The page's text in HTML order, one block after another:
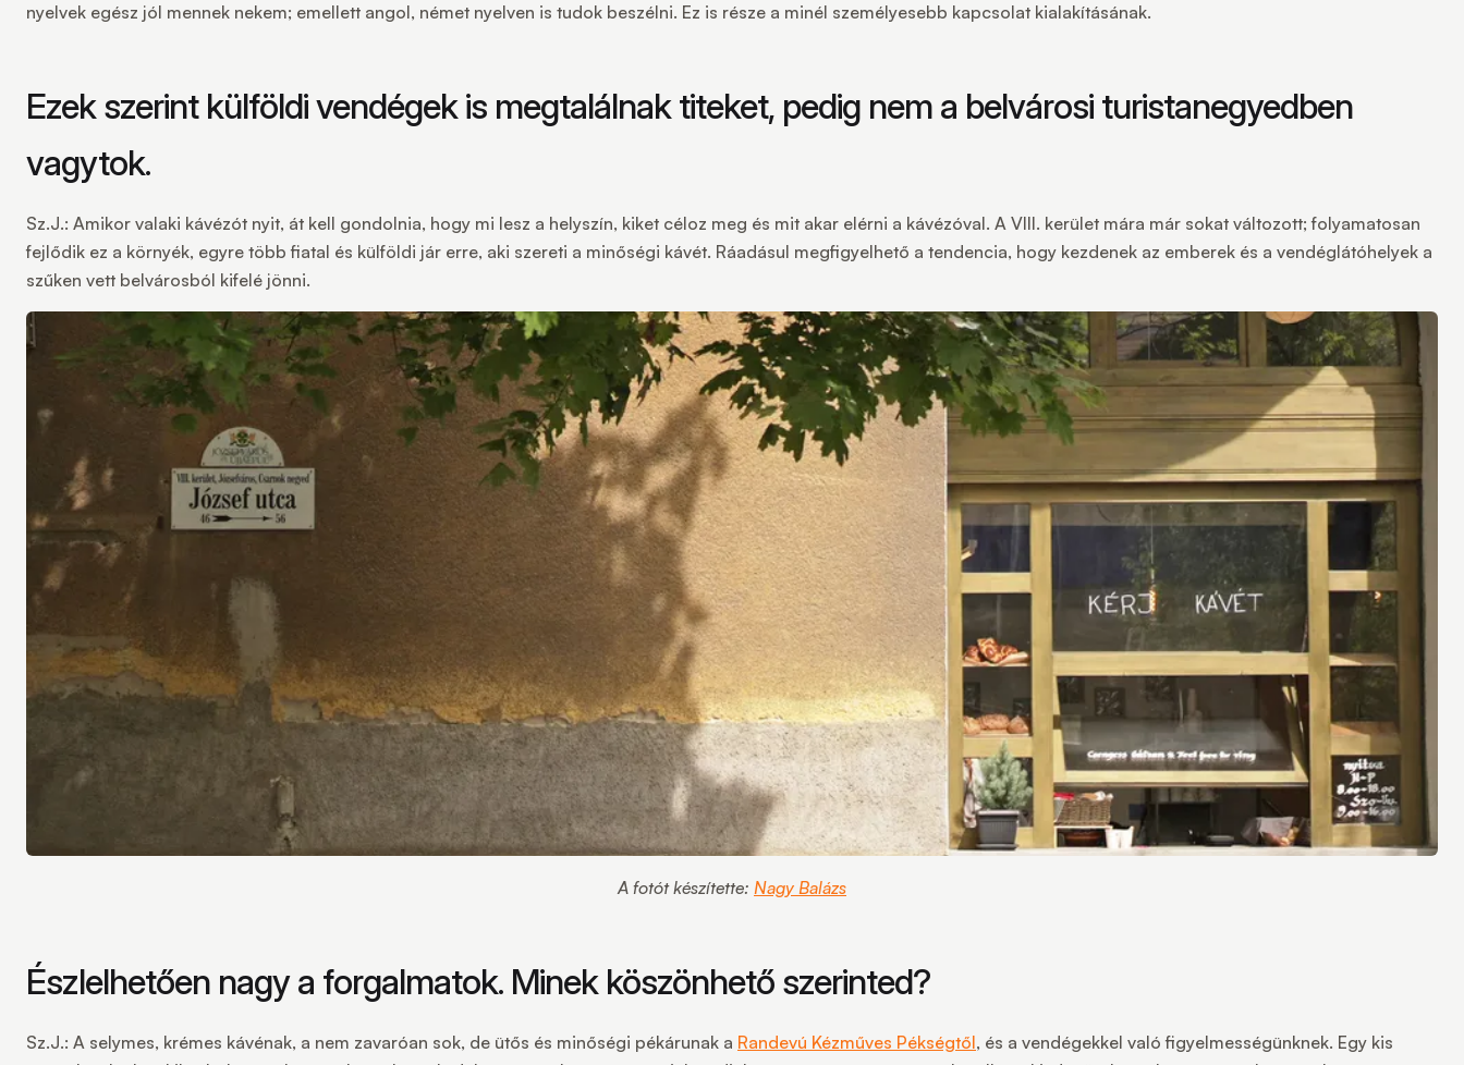
nyelvek egész jól mennek nekem; emellett angol, német nyelven is tudok beszélni. Ez is része a minél személyesebb kapcsolat kialakításának.
Ezek szerint külföldi vendégek is megtalálnak titeket, pedig nem a belvárosi turistanegyedben
vagytok.
Sz.J.: Amikor valaki kávézót nyit, át kell gondolnia, hogy mi lesz a helyszín, kiket céloz meg és mit akar elérni a kávézóval. A VIII. kerület mára már sokat változott; folyamatosan
fejlődik ez a környék, egyre több fiatal és külföldi jár erre, aki szereti a minőségi kávét. Ráadásul megfigyelhető a tendencia, hogy kezdenek az emberek és a vendéglátóhelyek a
szűken vett belvárosból kifelé jönni.
A fotót készítette: Nagy Balázs
Észlelhetően nagy a forgalmatok. Minek köszönhető szerinted?
Sz.J.: A selymes, krémes kávénak, a nem zavaróan sok, de ütős és minőségi pékárunak a Randevú Kézműves Pékségtől, és a vendégekkel való figyelmességünknek. Egy kis